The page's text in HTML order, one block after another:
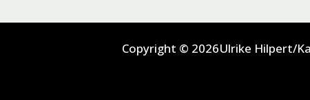
Copyright © 2026Ulrike Hilpert/